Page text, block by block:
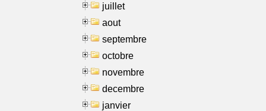
juillet
aout
septembre
octobre
novembre
decembre
janvier